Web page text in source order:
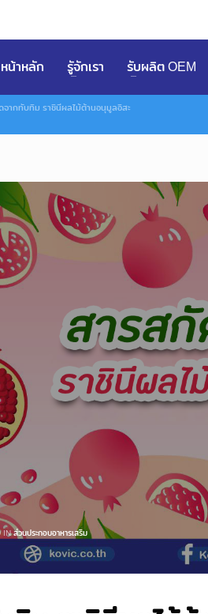
หน้าหลัก รูัจักเรา รับผลิต OEM
จากทับทิม ราชินีผลไม้ต้านอนุมูลอิสะ
INส่วนประกอบอาหารเสริม